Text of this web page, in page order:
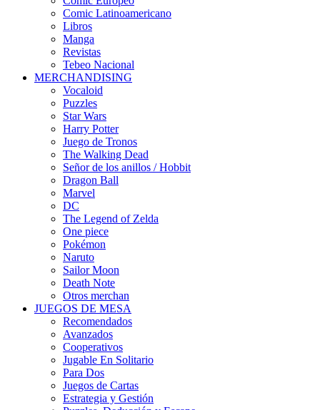
Comic Latinoamericano
Libros
Manga
Revistas
Tebeo Nacional
MERCHANDISING
Vocaloid
Puzzles
Star Wars
Harry Potter
Juego de Tronos
The Walking Dead
Señor de los anillos / Hobbit
Dragon Ball
Marvel
DC
The Legend of Zelda
One piece
Pokémon
Naruto
Sailor Moon
Death Note
Otros merchan
JUEGOS DE MESA
Recomendados
Avanzados
Cooperativos
Jugable En Solitario
Para Dos
Juegos de Cartas
Estrategia y Gestión